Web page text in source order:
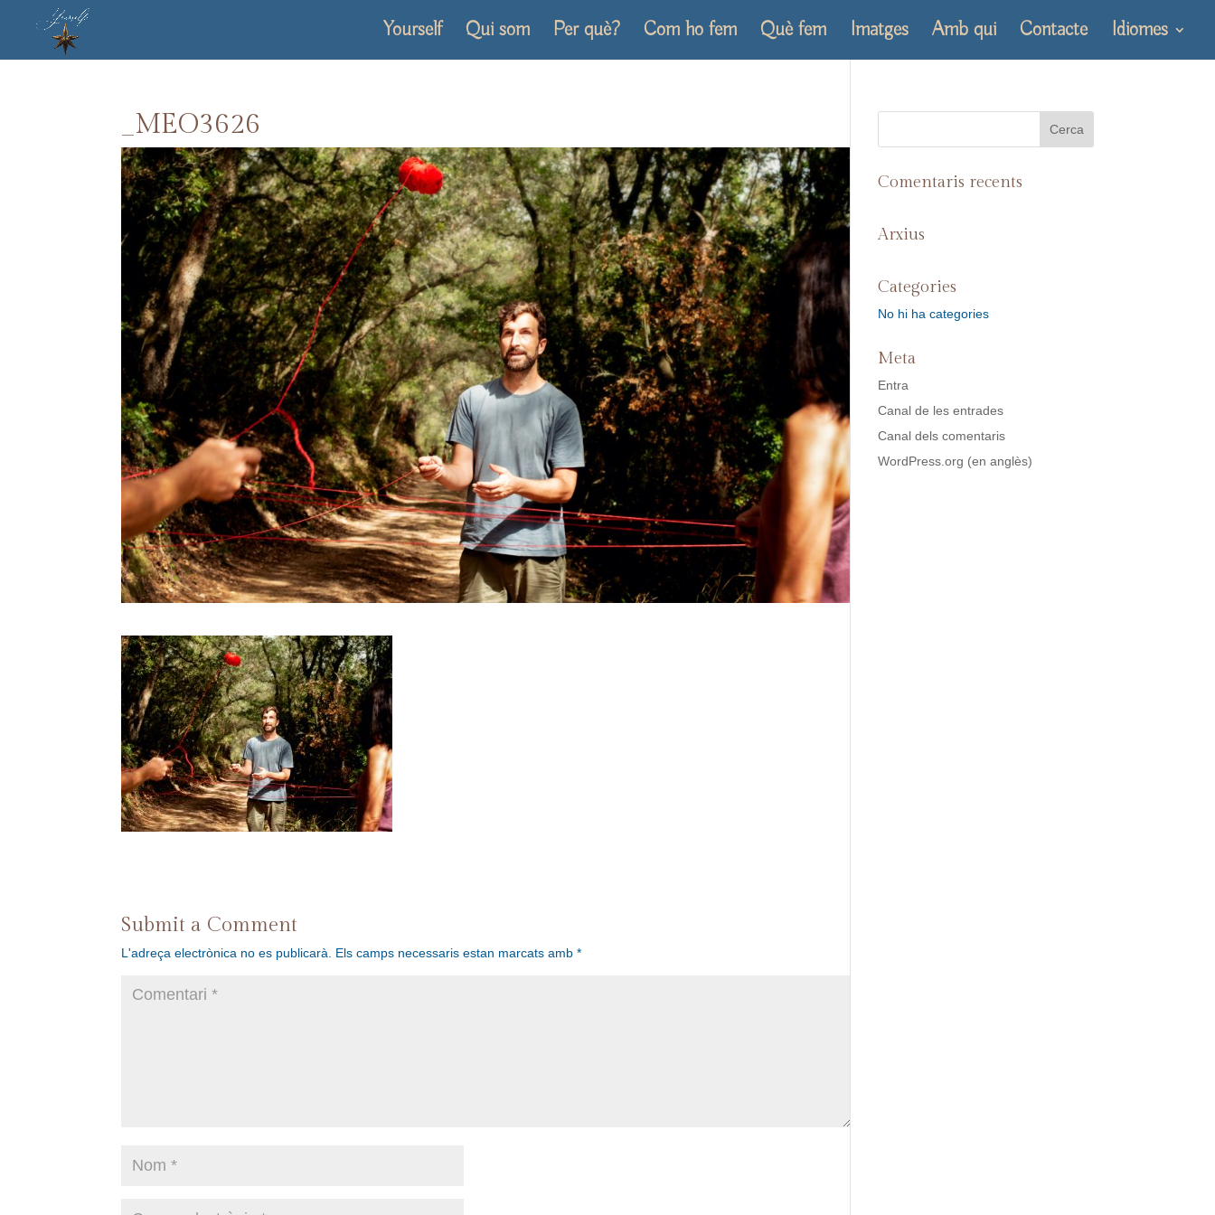
Yourself Qui som Per què? Com ho fem Què fem Imatges Amb qui Contacte Idiomes
_MEO3626
Submit a Comment
L'adreça electrònica no es publicarà. Els camps necessaris estan marcats amb*
Comentaris recents
Arxius
Categories
No hi ha categories
Meta
Entra
Canal de les entrades
Canal dels comentaris
WordPress.org (en anglès)